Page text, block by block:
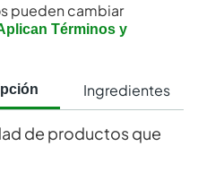
pueden cambiar
Términos y
Ingredientes
de productos que